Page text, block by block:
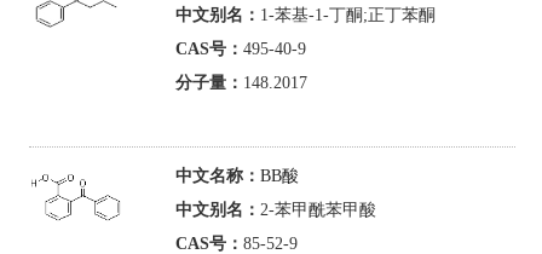
中文别名： 1-苯基-1-丁酮;正丁苯酮
CAS号： 495-40-9
分子量： 148.2017
中文名称： BB酸
中文别名： 2-苯甲酰苯甲酸
CAS号： 85-52-9